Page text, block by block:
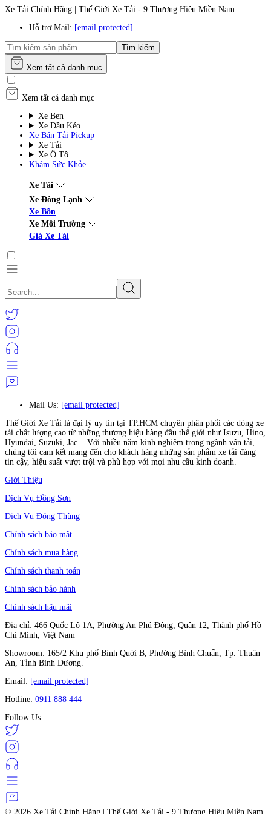
Xe Tải Chính Hãng | Thế Giới Xe Tải - 9 Thương Hiệu Miền Nam
Hỗ trợ Mail: [email protected]
Tìm kiếm
Xem tất cả danh mục
Xem tất cả danh mục
Xe Ben
Xe Đầu Kéo
Xe Bán Tải Pickup
Xe Tải
Xe Ô Tô
Khám Sức Khỏe
Xe Tải
Xe Đông Lạnh
Xe Bồn
Xe Môi Trường
Giá Xe Tải
Mail Us: [email protected]
Thế Giới Xe Tải là đại lý uy tín tại TP.HCM chuyên phân phối các dòng xe
tải chất lượng cao từ những thương hiệu hàng đầu thế giới như Isuzu, Hino,
Hyundai, Suzuki, Jac... Với nhiều năm kinh nghiệm trong ngành vận tải,
chúng tôi cam kết mang đến cho khách hàng những sản phẩm xe tải đáng
tin cậy, hiệu suất vượt trội và phù hợp với mọi nhu cầu kinh doanh.
Giới Thiệu
Dịch Vụ Đồng Sơn
Dịch Vụ Đóng Thùng
Chính sách bảo mật
Chính sách mua hàng
Chính sách thanh toán
Chính sách bảo hành
Chính sách hậu mãi
Địa chỉ: 466 Quốc Lộ 1A, Phường An Phú Đông, Quận 12, Thành phố Hồ
Chí Minh, Việt Nam
Showroom: 165/2 Khu phố Bình Quới B, Phường Bình Chuẩn, Tp. Thuận
An, Tỉnh Bình Dương.
Email: [email protected]
Hotline: 0911 888 444
Follow Us
© 2026 Xe Tải Chính Hãng | Thế Giới Xe Tải - 9 Thương Hiệu Miền Nam